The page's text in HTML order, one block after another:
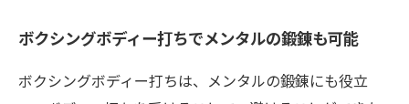
ボクシングボディー打ちでメンタルの鍛錬も可能
ボクシングボディー打ちは、メンタルの鍛錬にも役立